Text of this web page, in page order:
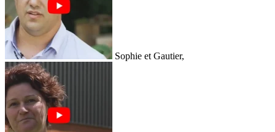
Sophie et Gautier,